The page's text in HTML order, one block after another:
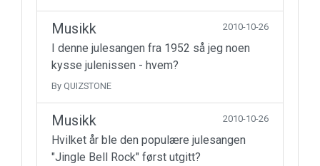
Musikk 2010-10-26
I denne julesangen fra 1952 så jeg noen
kysse julenissen - hvem?
By QUIZSTONE
Musikk 2010-10-26
Hvilket år ble den populære julesangen
"Jingle Bell Rock" først utgitt?